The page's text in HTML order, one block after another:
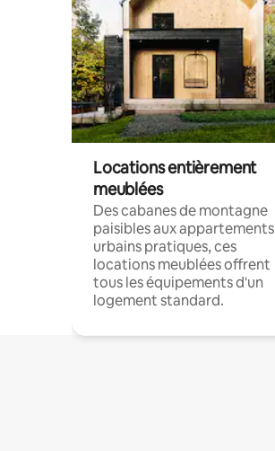
Locations entièrement
meublées
Des cabanes de montagne
paisibles aux appartements
urbains pratiques, ces
locations meublées offrent
tous les équipements d'un
logement standard.